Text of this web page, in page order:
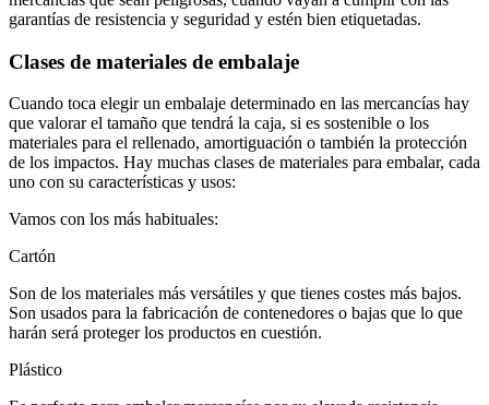
garantías de resistencia y seguridad y estén bien etiquetadas.
Clases de materiales de embalaje
Cuando toca elegir un embalaje determinado en las mercancías hay
que valorar el tamaño que tendrá la caja, si es sostenible o los
materiales para el rellenado, amortiguación o también la protección
de los impactos. Hay muchas clases de materiales para embalar, cada
uno con su características y usos:
Vamos con los más habituales:
Cartón
Son de los materiales más versátiles y que tienes costes más bajos.
Son usados para la fabricación de contenedores o bajas que lo que
harán será proteger los productos en cuestión.
Plástico